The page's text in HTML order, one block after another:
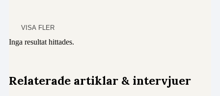
VISA FLER
Inga resultat hittades.
Relaterade artiklar & intervjuer